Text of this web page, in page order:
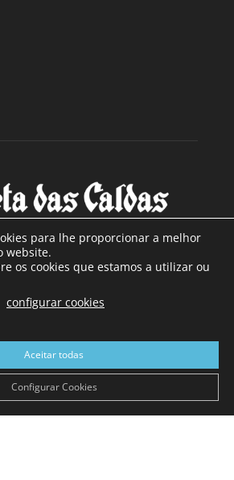
SOBRE NÓS
da Rainha e mais de 90 anos de
com mais de 40.000 leitores por
Jornal com distribuição em Portugal
e assinatura online.
para lhe proporcionar a melhor
website.
os cookies que estamos a utilizar ou
configurar cookies
Aceitar todas
Configurar Cookies